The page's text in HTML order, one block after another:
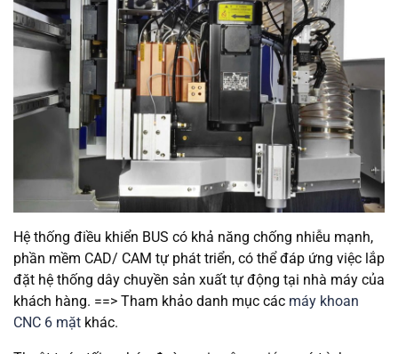
Hệ thống điều khiển BUS có khả năng chống nhiễu mạnh,
phần mềm CAD/ CAM tự phát triển, có thể đáp ứng việc lắp
đặt hệ thống dây chuyền sản xuất tự động tại nhà máy của
khách hàng. ==> Tham khảo danh mục các máy khoan
CNC 6 mặt khác.